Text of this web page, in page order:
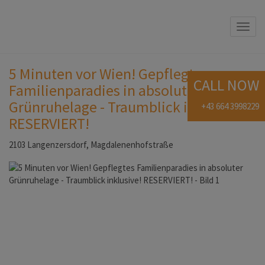
5 Minuten vor Wien! Gepflegtes
Familienparadies in absoluter
Grünruhelage - Traumblick inklusive!
RESERVIERT!
2103 Langenzersdorf, Magdalenenhofstraße
CALL NOW
+43 664 3998229